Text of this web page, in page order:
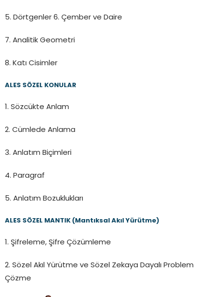
5. Dörtgenler 6. Çember ve Daire
7. Analitik Geometri
8. Katı Cisimler
ALES SÖZEL KONULAR
1. Sözcükte Anlam
2. Cümlede Anlama
3. Anlatım Biçimleri
4. Paragraf
5. Anlatım Bozuklukları
ALES SÖZEL MANTIK (Mantıksal Akıl Yürütme)
1. Şifreleme, Şifre Çözümleme
2. Sözel Akıl Yürütme ve Sözel Zekaya Dayalı Problem
Çözme